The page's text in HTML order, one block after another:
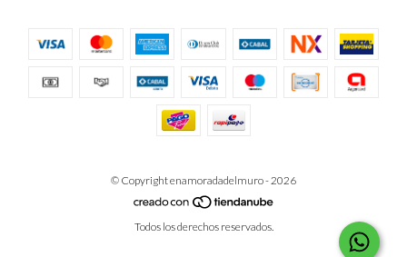
© Copyright enamoradadelmuro - 2026
Todos los derechos reservados.